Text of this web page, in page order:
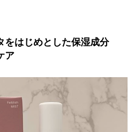
をはじめとした保湿成分
ア